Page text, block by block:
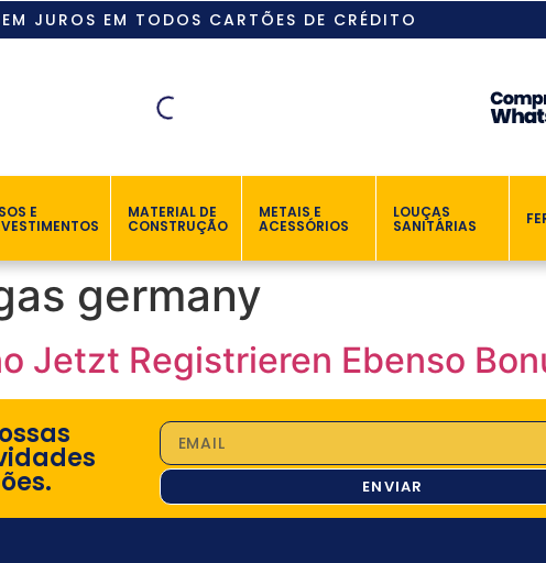
JUROS EM TODOS CARTÕES DE CRÉDITO
E MATERIAL DE
CONSTRUÇÃO
METAIS E
ACESSÓRIOS
LOUÇAS
SANITÁRIAS
germany
Jetzt Registrieren Ebenso
ENVIAR